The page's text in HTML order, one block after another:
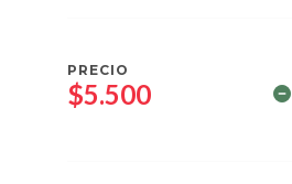
PRECIO
$5.500